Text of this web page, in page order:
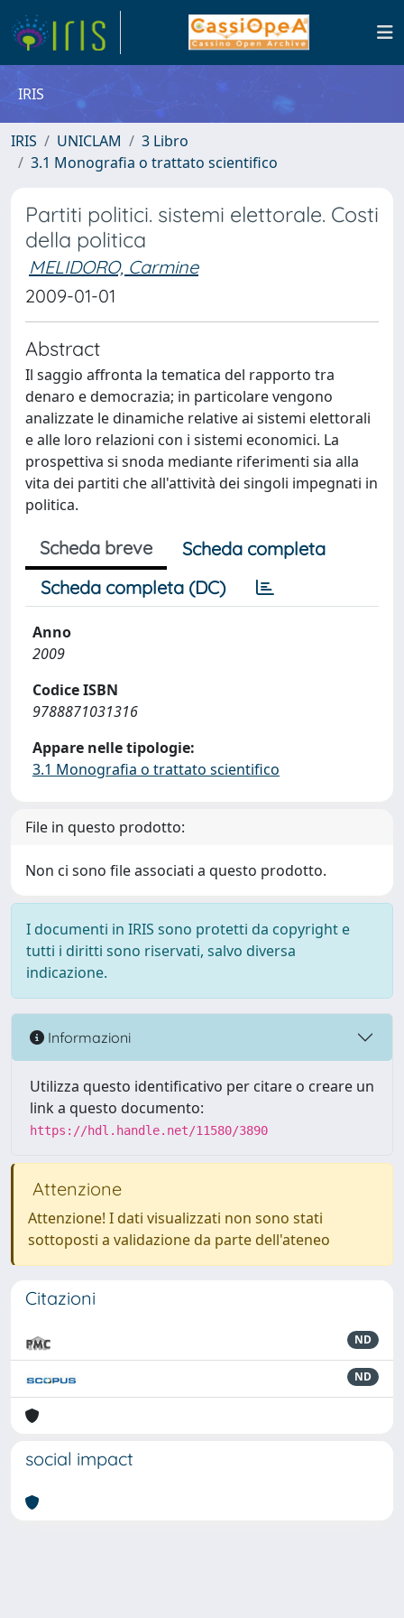
IRIS
IRIS UNICLAM
3 Libro
3.1 Monografia o trattato scientifico
Partiti politici. sistemi elettorale. Costi
della politica
MELIDORO, Carmine
2009-01-01
Abstract
Il saggio affronta la tematica del rapporto tra
denaro e democrazia; in particolare vengono
analizzate le dinamiche relative ai sistemi elettorali
e alle loro relazioni con i sistemi economici. La
prospettiva si snoda mediante riferimenti sia alla
vita dei partiti che all'attività dei singoli impegnati in
politica.
Scheda breve
Scheda completa
Scheda completa (DC)
Anno
2009
Codice ISBN
9788871031316
Appare nelle tipologie:
3.1 Monografia o trattato scientifico
File in questo prodotto:
Non ci sono file associati a questo prodotto.
I documenti in IRIS sono protetti da copyright e
tutti i diritti sono riservati, salvo diversa
indicazione.
Informazioni
Utilizza questo identificativo per citare o creare un
link a questo documento:
https://hdl.handle.net/11580/3890
Attenzione
Attenzione! I dati visualizzati non sono stati
sottoposti a validazione da parte dell'ateneo
Citazioni
ND
ND
social impact